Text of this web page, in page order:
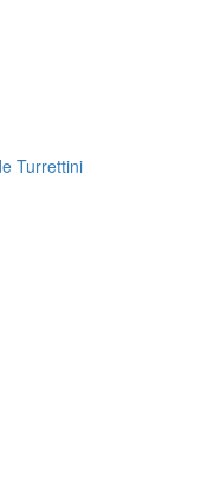
Turrettini